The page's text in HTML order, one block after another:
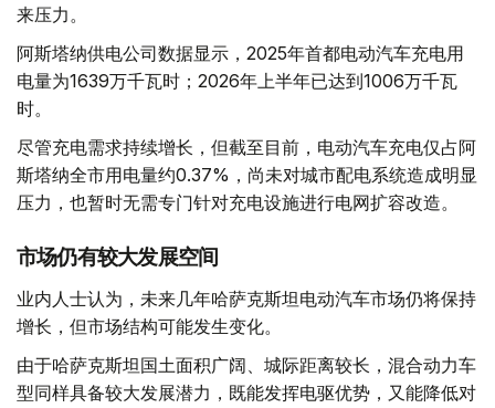
来压力。
阿斯塔纳供电公司数据显示，2025年首都电动汽车充电用
电量为1639万千瓦时；2026年上半年已达到1006万千瓦
时。
尽管充电需求持续增长，但截至目前，电动汽车充电仅占阿
斯塔纳全市用电量约0.37%，尚未对城市配电系统造成明显
压力，也暂时无需专门针对充电设施进行电网扩容改造。
市场仍有较大发展空间
业内人士认为，未来几年哈萨克斯坦电动汽车市场仍将保持
增长，但市场结构可能发生变化。
由于哈萨克斯坦国土面积广阔、城际距离较长，混合动力车
型同样具备较大发展潜力，既能发挥电驱优势，又能降低对